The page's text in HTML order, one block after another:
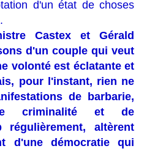
d'un état de choses
Castex et Gérald
d'un couple qui veut
volonté est éclatante et
pour l'instant, rien ne
de barbarie,
de criminalité et de
altèrent
d'une démocratie qui